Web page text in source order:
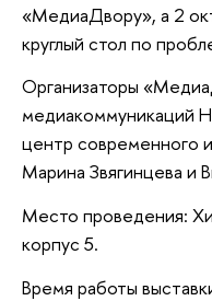
«МедиаДвору», а 2
круглый стол по
Организаторы
медиакоммуникаций
центр современного
Марина Звягинцева и
Место проведения:
корпус 5.
Время работы